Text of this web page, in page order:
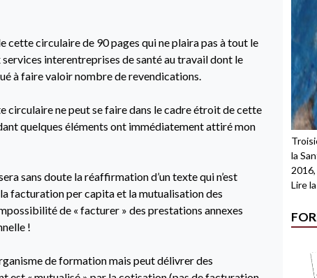
cette circulaire de 90 pages qui ne plaira pas à tout le
services interentreprises de santé au travail dont le
à faire valoir nombre de revendications.
circulaire ne peut se faire dans le cadre étroit de cette
quelques éléments ont immédiatement attiré mon
sans doute la réaffirmation d’un texte qui n’est
facturation per capita et la mutualisation des
de « facturer » des prestations annexes
!
de formation mais peut délivrer des
la
Lire